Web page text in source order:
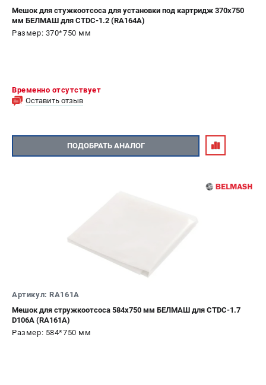
Мешок для стужкоотсоса для установки под картридж 370х750
мм БЕЛМАШ для CTDC-1.2 (RA164A)
Размер: 370*750 мм
Временно отсутствует
Оставить отзыв
ПОДОБРАТЬ АНАЛОГ
Артикул: RA161A
Мешок для стружкоотсоса 584х750 мм БЕЛМАШ для CTDC-1.7
D106A (RA161A)
Размер: 584*750 мм